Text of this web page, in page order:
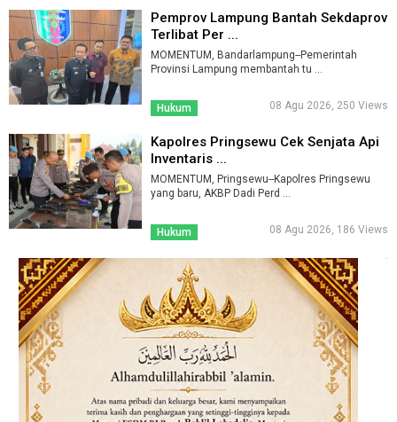
Pemprov Lampung Bantah Sekdaprov
Terlibat Per ...
MOMENTUM, Bandarlampung--Pemerintah
Provinsi Lampung membantah tu ...
Hukum 08 Agu 2026, 250 Views
Kapolres Pringsewu Cek Senjata Api
Inventaris ...
MOMENTUM, Pringsewu--Kapolres Pringsewu
yang baru, AKBP Dadi Perd ...
Hukum 08 Agu 2026, 186 Views